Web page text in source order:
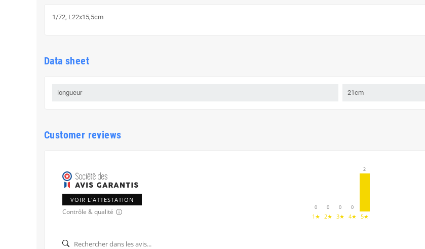
1/72, L22x15,5cm
Data sheet
longueur 21cm
Customer reviews
VOIR L'ATTESTATION
Contrôle & qualité
0
1★
0
2★
0
3★
0
4★
2
5★